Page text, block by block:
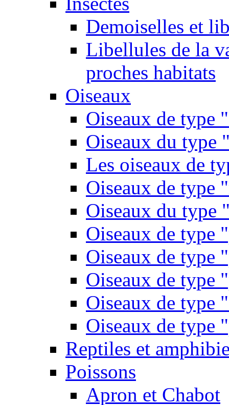
Demoiselles et
Libellules de la
proches habitats
Oiseaux
Oiseaux de type
Oiseaux du type
Les oiseaux de
Oiseaux de type
Oiseaux du type
Oiseaux de type
Oiseaux de type
Oiseaux de type
Oiseaux de type
Oiseaux de type
Reptiles et
Poissons
Apron et Chabot